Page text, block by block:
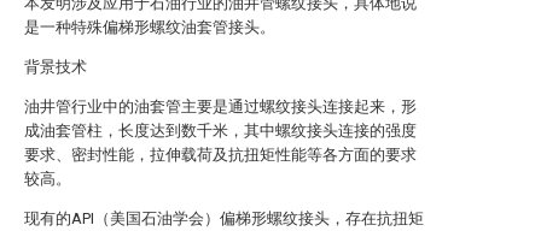
是一种特殊偏梯形螺纹油套管接头。
背景技术
油井管行业中的油套管主要是通过螺纹接头连接起来，形
成油套管柱，长度达到数千米，其中螺纹接头连接的强度
要求、密封性能，拉伸载荷及抗扭矩性能等各方面的要求
较高。
现有的API（美国石油学会）偏梯形螺纹接头，存在抗扭矩